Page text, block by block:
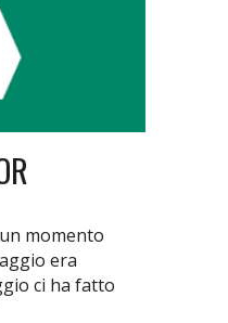
momento
era
ci ha fatto